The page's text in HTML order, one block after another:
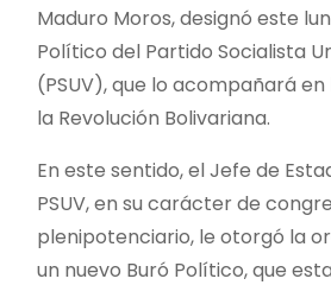
Maduro Moros, designó este
Político del Partido Socialista
(PSUV), que lo acompañará
la Revolución Bolivariana.
En este sentido, el Jefe de
PSUV, en su carácter de
plenipotenciario, le otorgó la
un nuevo Buró Político, que